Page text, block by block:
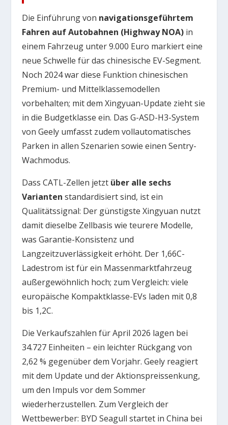
Die Einführung von navigationsgeführtem
Fahren auf Autobahnen (Highway NOA)in
einem Fahrzeug unter 9.000 Euro markiert eine
neue Schwelle für das chinesische EV-Segment.
Noch 2024 war diese Funktion chinesischen
Premium- und Mittelklassemodellen
vorbehalten; mit dem Xingyuan-Update zieht sie
in die Budgetklasse ein. Das G-ASD-H3-System
von Geely umfasst zudem vollautomatisches
Parken in allen Szenarien sowie einen Sentry-
Wachmodus.
Dass CATL-Zellen jetzt über alle sechs
Varianten standardisiert sind, ist ein
Qualitätssignal: Der günstigste Xingyuan nutzt
damit dieselbe Zellbasis wie teurere Modelle,
was Garantie-Konsistenz und
Langzeitzuverlässigkeit erhöht. Der 1,66C-
Ladestrom ist für ein Massenmarktfahrzeug
außergewöhnlich hoch; zum Vergleich: viele
europäische Kompaktklasse-EVs laden mit 0,8
bis 1,2C.
Die Verkaufszahlen für April 2026 lagen bei
34.727 Einheiten – ein leichter Rückgang von
2,62 % gegenüber dem Vorjahr. Geely reagiert
mit dem Update und der Aktionspreissenkung,
um den Impuls vor dem Sommer
wiederherzustellen. Zum Vergleich der
Wettbewerber: BYD Seagull startet in China bei